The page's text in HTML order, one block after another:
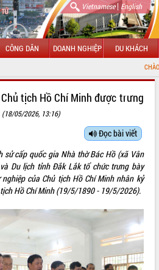
Vietnamese| English
CÔNG DÂN DOANH NGHIỆP DU KHÁCH
CHÀO MỪNG
tịch Hồ Chí Minh được trưng
(18/05/2026, 13:16)
Đọc bài viết
cấp quốc gia Nhà thờ Bác Hồ (xã Vân
Du lịch tỉnh Đắk Lắk tổ chức trưng bày
của Chủ tịch Hồ Chí Minh nhân kỷ
Hồ Chí Minh (19/5/1890 - 19/5/2026).